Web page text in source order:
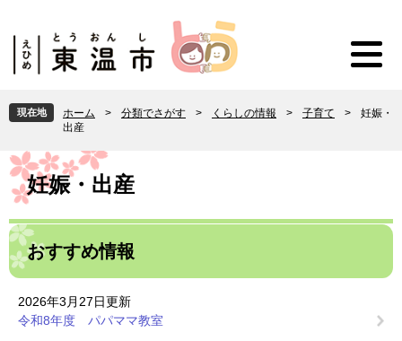
頭
で
。
飛
ば
て
本
へ
現在地 ホーム > 分類でさがす > くらしの情報 > 子育て >
妊娠・
出産
本
文 妊娠・出産
おすすめ情報
2026年3月27日更新
令和8年度 パパママ教室